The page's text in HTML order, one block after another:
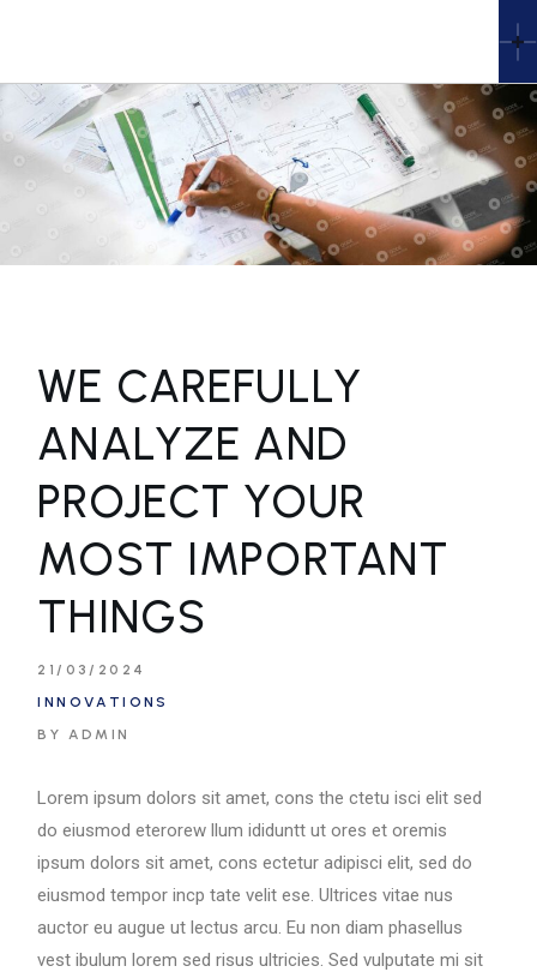
WE CAREFULLY
ANALYZE AND
PROJECT YOUR
MOST IMPORTANT
THINGS
21/03/2024
INNOVATIONS
BY ADMIN
Lorem ipsum dolors sit amet, cons the ctetu isci elit sed
do eiusmod eterorew llum ididuntt ut ores et oremis
ipsum dolors sit amet, cons ectetur adipisci elit, sed do
eiusmod tempor incp tate velit ese. Ultrices vitae nus
auctor eu augue ut lectus arcu. Eu non diam phasellus
vest ibulum lorem sed risus ultricies. Sed vulputate mi sit